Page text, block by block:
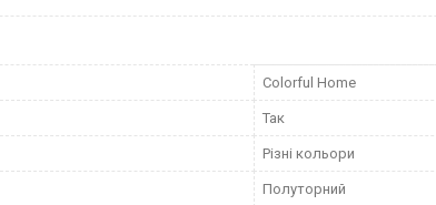
Colorful Home
Так
Різні кольори
Полуторний